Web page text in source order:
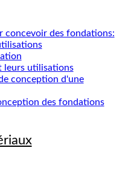
concevoir des fondations:
leurs utilisations
conception d'une
des fondations